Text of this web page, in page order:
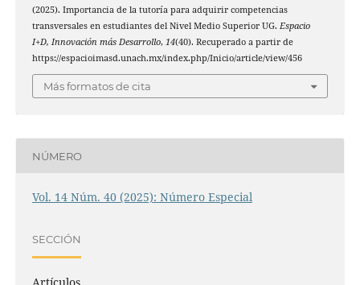
(2025). Importancia de la tutoría para adquirir competencias
transversales en estudiantes del Nivel Medio Superior UG. Espacio
I+D, Innovación más Desarrollo, 14(40). Recuperado a partir de
https://espacioimasd.unach.mx/index.php/Inicio/article/view/456
Más formatos de cita
NÚMERO
Vol. 14 Núm. 40 (2025): Número Especial
SECCIÓN